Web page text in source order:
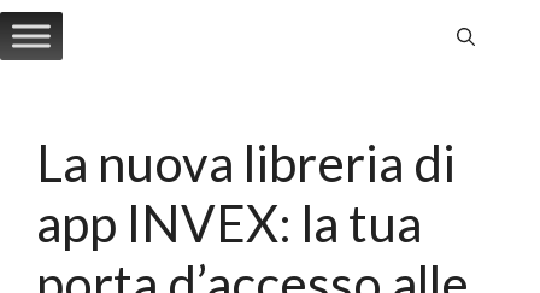
Vai
al
La nuova libreria di
app INVEX: la tua